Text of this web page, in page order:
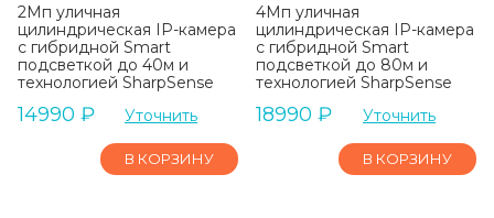
2Мп уличная
цилиндрическая IP-камера
с гибридной Smart
подсветкой до 40м и
технологией SharpSense
14990 ₽ Уточнить
В КОРЗИНУ
4Мп уличная
цилиндрическая IP-камера
с гибридной Smart
подсветкой до 80м и
технологией SharpSense
18990 ₽ Уточнить
В КОРЗИНУ